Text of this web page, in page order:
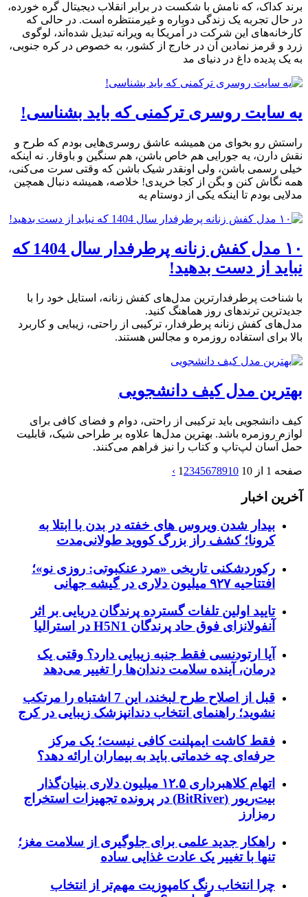
برند کداک، که نامش با شکست در برابر انقلاب دیجیتال گره خورده،
در حال تجربه یک زندگی دوباره و غیرمنتظره است. در حالی که
کارخانه‌های این شرکت در آمریکا به ویرانه تبدیل شده‌اند، لوگوی
زرد و قرمز نمادین آن در خارج از کشور، به خصوص در کره جنوبی،
به یک پدیده داغ در دنیای مد
یه سایت روسری ترکمنی که باید بشناسی!
راستش رو بخوای من همیشه عاشق روسری‌هایی بودم که طرح و
نقش دارن، یه جورایی هم خاص باشن، هم سنگین و باوقار. نه اینکه
خیلی رسمی باشن، ولی اونقدر شیک باشن که وقتی سرت می‌کنی،
همه نگاش کنن و بگن از کجا خریدی! خلاصه، همیشه دنبال همچین
مدلایی بودم تا اینکه یکی از دوستام یه
۱۰ مدل کفش زنانه پرطرفدار سال 1404 که
نباید از دست بدهید!
با شناخت پرطرفدارترین مدل‌های کفش زنانه، استایل خود را با
جدیدترین ترندهای روز هماهنگ کنید.
مدل‌های کفش زنانه پرطرفدار، ترکیبی از راحتی، زیبایی و کاربرد
بالا برای استفاده روزمره و مجالس هستند.
بهترین مدل کیف دانشجویی
کیف دانشجویی باید ترکیبی از راحتی، دوام و فضای کافی برای
لوازم روزمره باشد. بهترین مدل‌ها علاوه بر طراحی شیک، قابلیت
حمل آسان لپ‌تاپ و کتاب را نیز فراهم می‌کنند.
صفحه 1 از 10 1 2345678910
›
آخرین اخبار
بیدار شدن ویروس‌ های خفته در بدن با ابتلا به
کرونا؛ کشف راز بزرگ کووید طولانی‌مدت
رکوردشکنی تاریخی «مرد عنکبوتی: روزی نو»؛
افتتاحیه ۹۲۷ میلیون دلاری در گیشه جهانی
تایید اولین تلفات گسترده پرندگان دریایی بر اثر
آنفولانزای فوق حاد پرندگان H5N1 در استرالیا
آیا ارتودنسی فقط جنبه زیبایی دارد؟ وقتی یک
درمان، آینده سلامت دندان‌ها را تغییر می‌دهد
قبل از اصلاح طرح لبخند، این 7 اشتباه را مرتکب
نشوید؛ راهنمای انتخاب دندانپزشک زیبایی در کرج
فقط کاشت ایمپلنت کافی نیست؛ یک مرکز
حرفه‌ای چه خدماتی باید به بیماران ارائه دهد؟
اتهام کلاهبرداری ۱۲.۵ میلیون دلاری بنیان‌گذار
بیت‌ریور (BitRiver) در پرونده تجهیزات استخراج
رمزارز
راهکار جدید علمی برای جلوگیری از سلامت مغز؛
تنها با تغییر یک عادت غذایی ساده
چرا انتخاب رنگ کامپوزیت مهم‌تر از انتخاب